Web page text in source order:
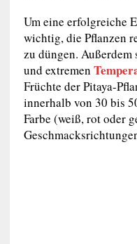
Um eine erfolgreiche
wichtig, die Pflanzen
zu düngen.
und extremen
Früchte der Pitaya-
innerhalb von 30 bis
Farbe (weiß, rot oder